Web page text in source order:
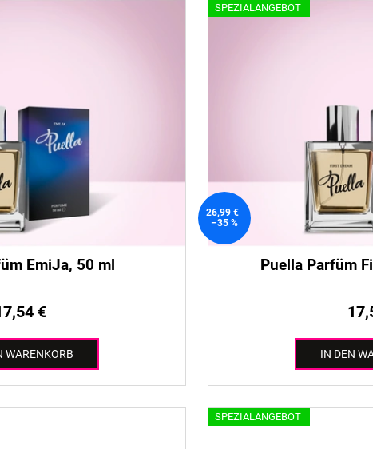
EmiJa, 50 ml
€
WARENKORB
SPEZIALANGEBOT
26,99 €
–35 %
Puella Parfüm
IN DEN
SPEZIALANGEBOT